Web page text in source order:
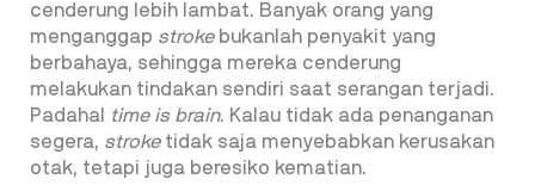
cenderung lebih lambat. Banyak orang yang
menganggap strokebukanlah penyakit yang
berbahaya, sehingga mereka cenderung
melakukan tindakan sendiri saat serangan terjadi.
Padahal
time is brain. Kalau tidak ada penanganan
segera, stroketidak saja menyebabkan kerusakan
otak, tetapi juga beresiko kematian.